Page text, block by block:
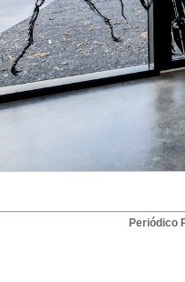
Periódico